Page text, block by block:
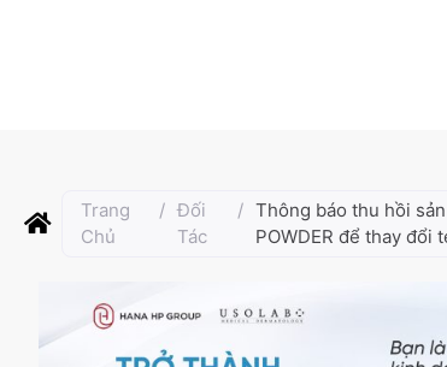
Trang
Chủ
/ Đối
Tác
/ Thông báo thu hồi sản
POWDER để thay đổi